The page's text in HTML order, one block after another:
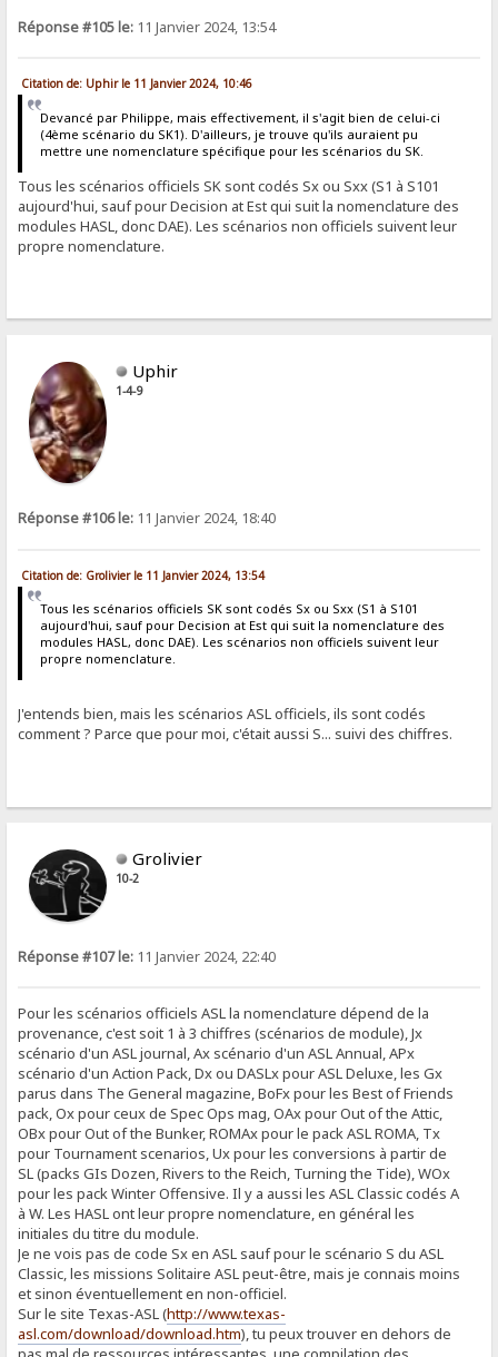
Réponse #105 le: 11 Janvier 2024, 13:54
Citation de: Uphir le 11 Janvier 2024, 10:46
Devancé par Philippe, mais effectivement, il s'agit bien de celui-ci
(4ème scénario du SK1). D'ailleurs, je trouve qu'ils auraient pu
mettre une nomenclature spécifique pour les scénarios du SK.
Tous les scénarios officiels SK sont codés Sx ou Sxx (S1 à S101
aujourd'hui, sauf pour Decision at Est qui suit la nomenclature des
modules HASL, donc DAE). Les scénarios non officiels suivent leur
propre nomenclature.
Uphir
1-4-9
Réponse #106 le: 11 Janvier 2024, 18:40
Citation de: Grolivier le 11 Janvier 2024, 13:54
Tous les scénarios officiels SK sont codés Sx ou Sxx (S1 à S101
aujourd'hui, sauf pour Decision at Est qui suit la nomenclature des
modules HASL, donc DAE). Les scénarios non officiels suivent leur
propre nomenclature.
J'entends bien, mais les scénarios ASL officiels, ils sont codés
comment ? Parce que pour moi, c'était aussi S... suivi des chiffres.
Grolivier
10-2
Réponse #107 le: 11 Janvier 2024, 22:40
Pour les scénarios officiels ASL la nomenclature dépend de la
provenance, c'est soit 1 à 3 chiffres (scénarios de module), Jx
scénario d'un ASL journal, Ax scénario d'un ASL Annual, APx
scénario d'un Action Pack, Dx ou DASLx pour ASL Deluxe, les Gx
parus dans The General magazine, BoFx pour les Best of Friends
pack, Ox pour ceux de Spec Ops mag, OAx pour Out of the Attic,
OBx pour Out of the Bunker, ROMAx pour le pack ASL ROMA, Tx
pour Tournament scenarios, Ux pour les conversions à partir de
SL (packs GIs Dozen, Rivers to the Reich, Turning the Tide), WOx
pour les pack Winter Offensive. Il y a aussi les ASL Classic codés A
à W. Les HASL ont leur propre nomenclature, en général les
initiales du titre du module.
Je ne vois pas de code Sx en ASL sauf pour le scénario S du ASL
Classic, les missions Solitaire ASL peut-être, mais je connais moins
et sinon éventuellement en non-officiel.
Sur le site Texas-ASL (http://www.texas-
asl.com/download/download.htm), tu peux trouver en dehors de